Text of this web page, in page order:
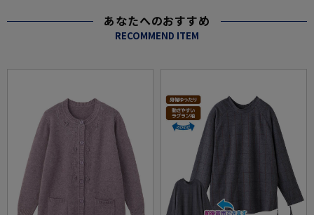
あなたへのおすすめ
RECOMMEND ITEM